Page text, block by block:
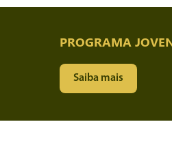
PROGRAMA
Saiba mais